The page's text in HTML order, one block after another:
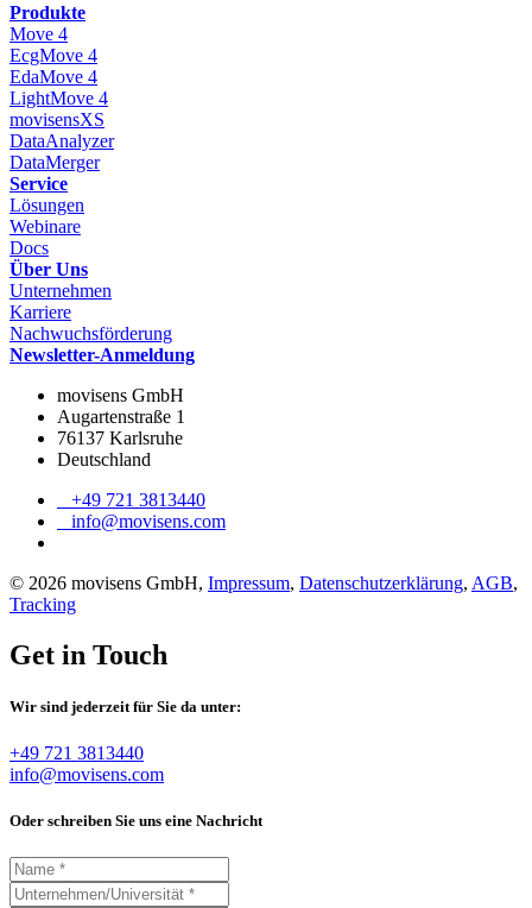
Produkte
Move 4
EcgMove 4
EdaMove 4
LightMove 4
movisensXS
DataAnalyzer
DataMerger
Service
Lösungen
Webinare
Docs
Über Uns
Unternehmen
Karriere
Nachwuchsförderung
Newsletter-Anmeldung
movisens GmbH
Augartenstraße 1
76137 Karlsruhe
Deutschland
+49 721 3813440
info@movisens.com
© 2026 movisens GmbH, Impressum, Datenschutzerklärung, AGB,
Tracking
Get in Touch
Wir sind jederzeit für Sie da unter:
+49 721 3813440
info@movisens.com
Oder schreiben Sie uns eine Nachricht